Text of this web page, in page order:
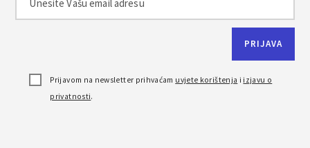
Prijavom na newsletter prihvaćam uvjete korištenja i izjavu o
privatnosti.